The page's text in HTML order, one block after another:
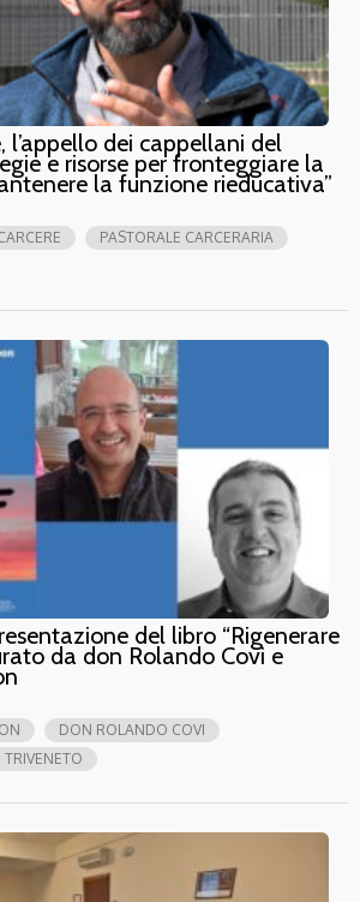
l’appello dei cappellani del
e risorse per fronteggiare la
la funzione rieducativa”
PASTORALE CARCERARIA
del libro “Rigenerare
da don Rolando Covi e
DON ROLANDO COVI
TRIVENETO